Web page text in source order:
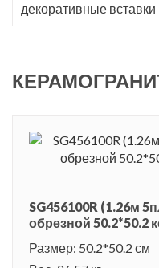
успокаивает взгляд,
Первые упоминания об
веком, и назывался он
значимые культурные
декоративные вставки
SG456100R (1.26м
обрезной 50.2*50.2
Размер: 50.2*50.2 см